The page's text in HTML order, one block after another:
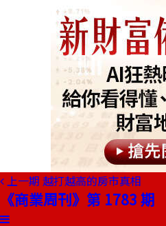
上一期 越打越高的房市真相
《商業周刊》第 1783 期